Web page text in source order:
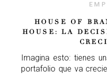
HOUSE OF
HOUSE: LA
Imagina esto: tienes
portafolio que va